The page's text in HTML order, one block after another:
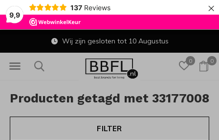
9,9
137 Reviews ×
0 0
Wij zijn gesloten tot 10 Augustus
Producten getagd met 33177008
FILTER